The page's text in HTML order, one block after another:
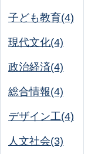
子ども教育(4)
現代文化(4)
政治経済(4)
総合情報(4)
デザイン工(4)
人文社会(3)